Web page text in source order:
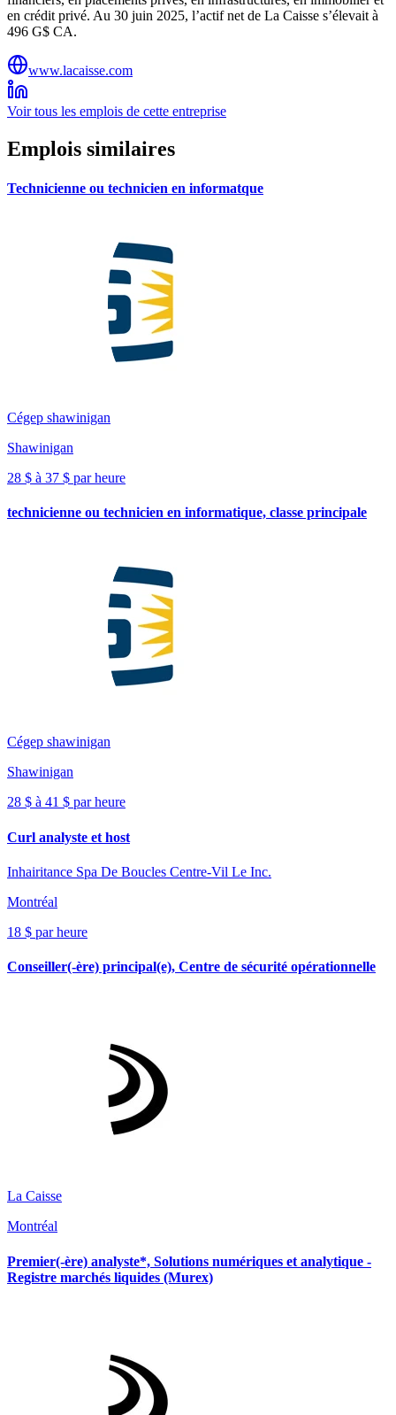
en crédit privé. Au 30 juin 2025, l’actif net de La Caisse s’élevait à
496 G$ CA.
www.lacaisse.com
Voir tous les emplois de cette entreprise
Emplois similaires
Technicienne ou technicien en informatque
Cégep shawinigan
Shawinigan
28 $ à 37 $ par heure
technicienne ou technicien en informatique, classe principale
Cégep shawinigan
Shawinigan
28 $ à 41 $ par heure
Curl analyste et host
Inhairitance Spa De Boucles Centre-Vil Le Inc.
Montréal
18 $ par heure
Conseiller(-ère) principal(e), Centre de sécurité opérationnelle
La Caisse
Montréal
Premier(-ère) analyste*, Solutions numériques et analytique -
Registre marchés liquides (Murex)